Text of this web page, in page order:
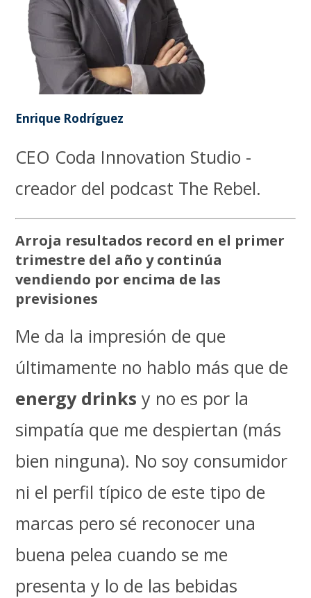
Enrique Rodríguez
CEO Coda Innovation Studio -
creador del podcast The Rebel.
Arroja resultados record en el primer
trimestre del año y continúa
vendiendo por encima de las
previsiones
Me da la impresión de que
últimamente no hablo más que de
energy drinks y no es por la
simpatía que me despiertan (más
bien ninguna). No soy consumidor
ni el perfil típico de este tipo de
marcas pero sé reconocer una
buena pelea cuando se me
presenta y lo de las bebidas